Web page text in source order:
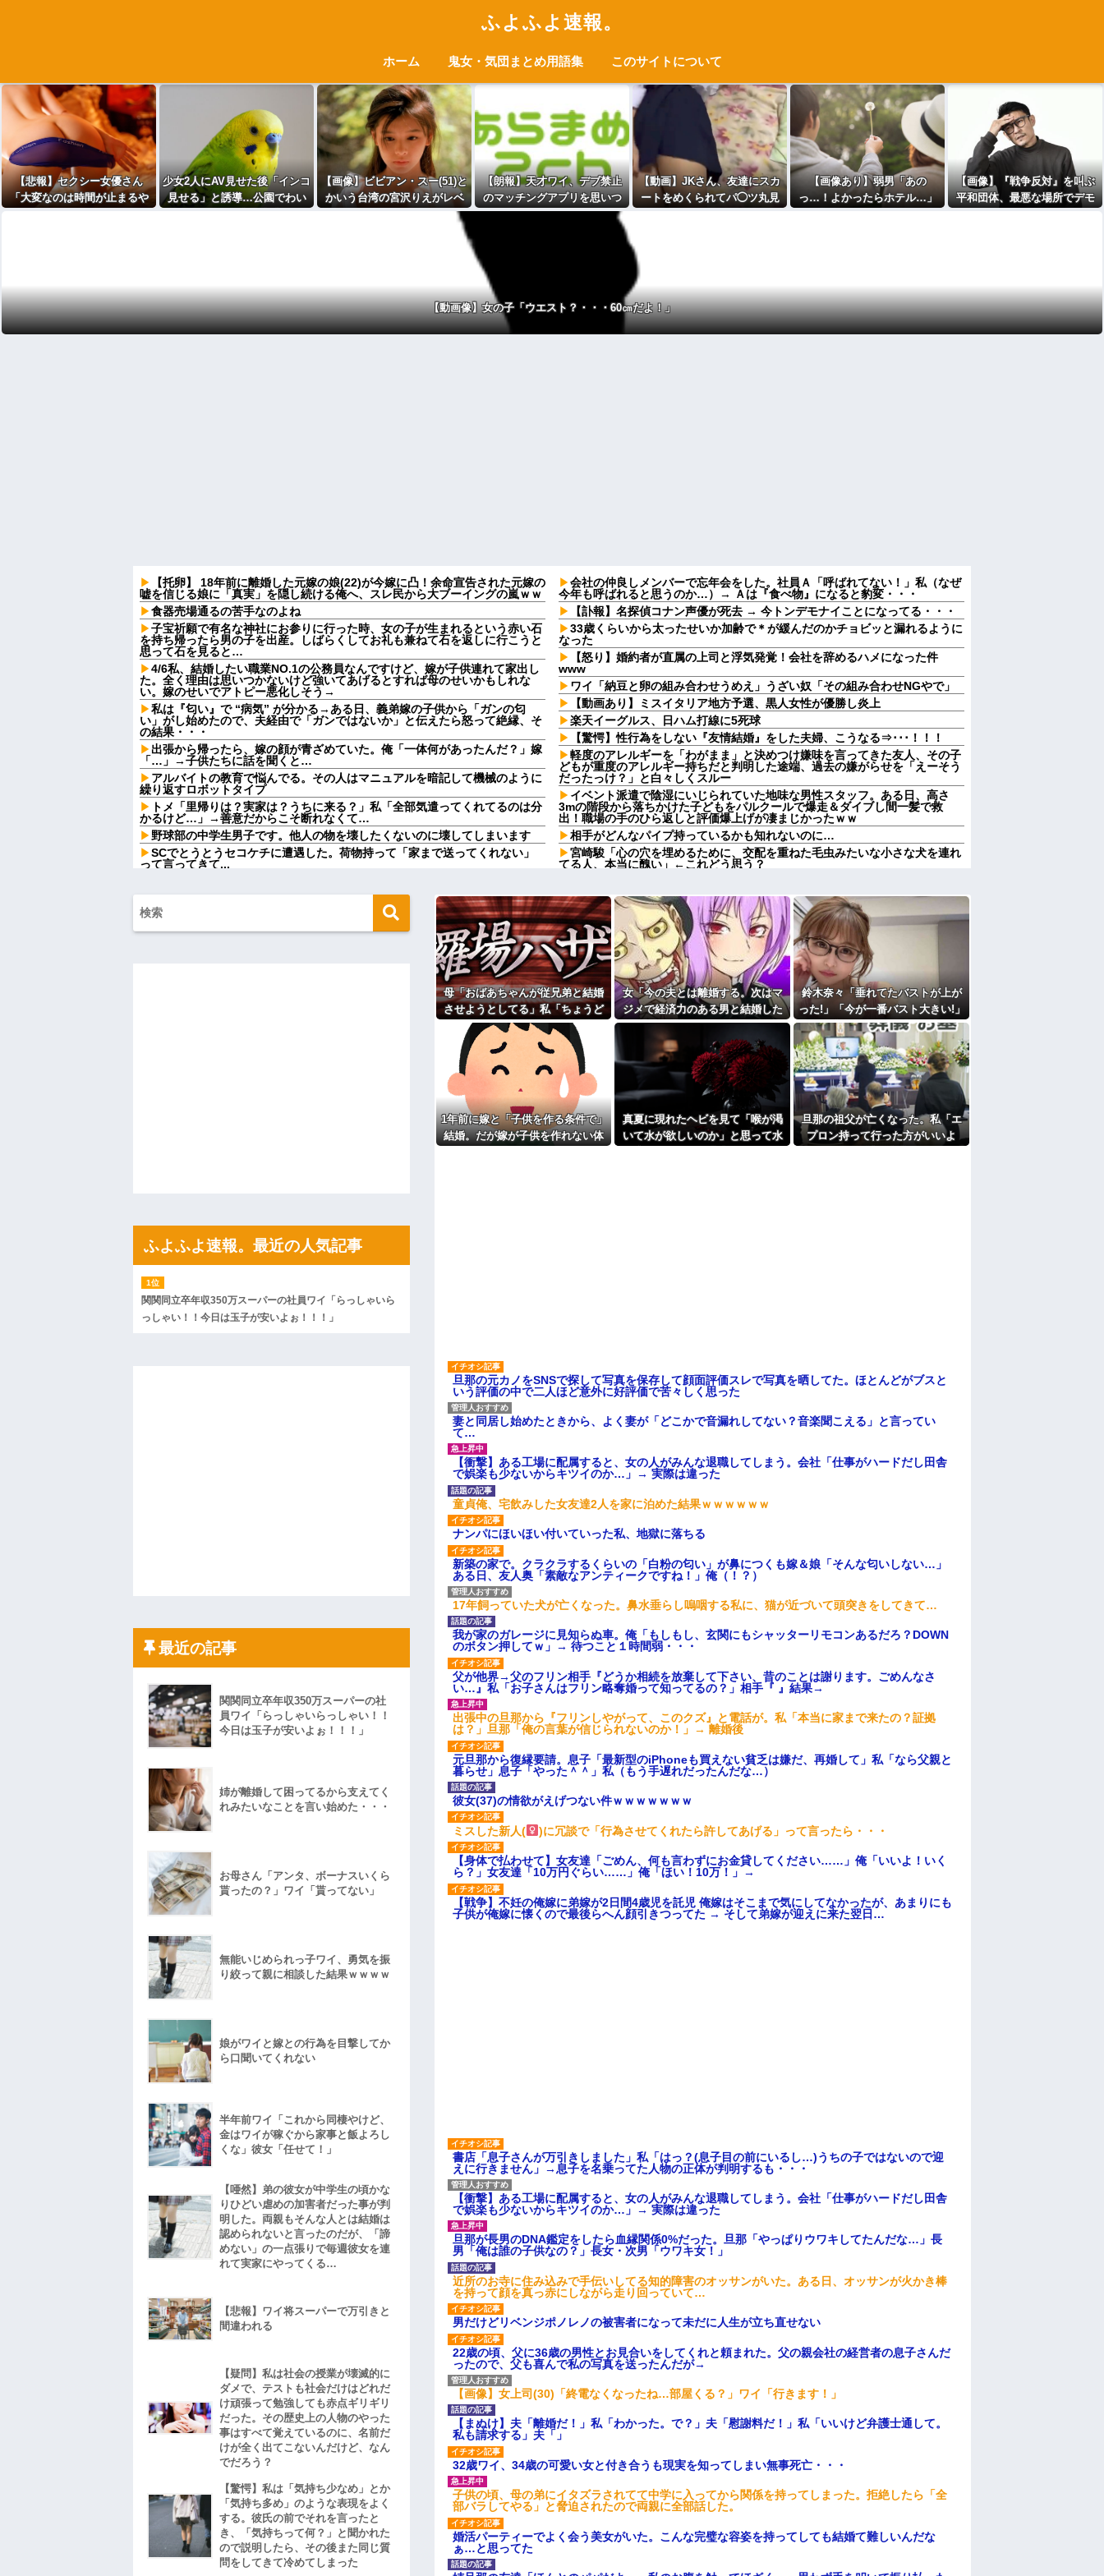
ふよふよ速報。
ホーム 鬼女・気団まとめ用語集 このサイトについて
【悲報】セクシー女優さん
「大変なのは時間が止まるや
少女2人にAV見せた後「インコ
見せる」と誘導…公園でわい
【画像】ビビアン・スー(51)と
かいう台湾の宮沢りえがレベ
【朗報】天才ワイ、デブ禁止
のマッチングアプリを思いつ
く
【動画】JKさん、友達にスカ
ートをめくられてパ◯ツ丸見
【画像あり】弱男「あの
っ…！よかったらホテル…」
【画像】『戦争反対』を叫ぶ
平和団体、最悪な場所でデモ
【動画像】女の子「ウエスト？・・・60㎝だよ！」
【托卵】 18年前に離婚した元嫁の娘(22)が今嫁に凸！余命宣告された元嫁の
嘘を信じる娘に「真実」を隠し続ける俺へ、スレ民から大ブーイングの嵐ｗｗ
食器売場通るの苦手なのよね
子宝祈願で有名な神社にお参りに行った時、女の子が生まれるという赤い石
を持ち帰ったら男の子を出産。しばらくしてお礼も兼ねて石を返しに行こうと
思って石を見ると…
4/6私、結婚したい職業NO.1の公務員なんですけど、嫁が子供連れて家出し
た。全く理由は思いつかないけど強いてあげるとすれば母のせいかもしれな
い。嫁のせいでアトピー悪化しそう→
私は『匂い』で “病気” が分かる→ある日、義弟嫁の子供から「ガンの匂
い」がし始めたので、夫経由で「ガンではないか」と伝えたら怒って絶縁、そ
の結果・・・
出張から帰ったら、嫁の顔が青ざめていた。俺「一体何があったんだ？」嫁
「…」→子供たちに話を聞くと…
アルバイトの教育で悩んでる。その人はマニュアルを暗記して機械のように
繰り返すロボットタイプ
トメ「里帰りは？実家は？うちに来る？」私「全部気遣ってくれてるのは分
かるけど…」→善意だからこそ断れなくて…
野球部の中学生男子です。他人の物を壊したくないのに壊してしまいます
SCでとうとうセコケチに遭遇した。荷物持って「家まで送ってくれない」
って言ってきて...
してるの？」と言われた。お義父さんやお義母さんの負担もなくなったし良か
ったと...
賃貸物件を内覧中、ベランダに出たら突然ゾワッと両腕に鳥肌が出た。「や
っぱりこの部屋嫌だ」と思った瞬間、体が前にドンッと突き飛ばされて…
【悲報】同性愛者女さん「女と付き合うの地獄すぎる、男はどうやって耐え
【画像】ディズニーのおいなり巻（600円）、流石にアレすぎて賛否両論の
【怒報】国税庁「あのさぁ！君らがちゃんと納税してくれないとこうなっち
【画像】令和最新版の剛力彩芽、ワイらにブッ刺さりまくりと話題にw w w
【衝撃】若い女の子からする「甘い匂い」の正体、まさか分からないDTな
母「おばあちゃんが従兄弟と結婚させようとしてる」私「ちょうどいい、そ
ハードオフに売っていた4万4000円のフィギュアがヤバすぎるｗｗｗｗｗｗ
後続車にクラクションを鳴らされ彼氏が逆切れ。「何クラクション鳴らして
んだ！降りてこいよ！」と怒鳴りだし...
【衝撃】報酬100万円超の治験募集がこちらｗｗｗｗｗ(※画像あり)
ｗｗｗｗｗｗｗｗｗｗ
【愕然】白のクラウン俺氏、高速道路左車線を制限速度で走った結果
wwwwwwwwwwww
会社の仲良しメンバーで忘年会をした。社員Ａ「呼ばれてない！」私（なぜ
今年も呼ばれると思うのか…）→ Ａは『食べ物』になると豹変・・・
【訃報】名探偵コナン声優が死去 → 今トンデモナイことになってる・・・
33歳くらいから太ったせいか加齢で＊が緩んだのかチョビッと漏れるように
なった
【怒り】婚約者が直属の上司と浮気発覚！会社を辞めるハメになった件
www
ワイ「納豆と卵の組み合わせうめえ」うざい奴「その組み合わせNGやで」
【動画あり】ミスイタリア地方予選、黒人女性が優勝し炎上
楽天イーグルス、日ハム打線に5死球
【驚愕】性行為をしない『友情結婚』をした夫婦、こうなる⇒･･･！！！
軽度のアレルギーを「わがまま」と決めつけ嫌味を言ってきた友人、その子
どもが重度のアレルギー持ちだと判明した途端、過去の嫌がらせを「えーそう
だったっけ？」と白々しくスルー
イベント派遣で陰湿にいじられていた地味な男性スタッフ。ある日、高さ
3mの階段から落ちかけた子どもをパルクールで爆走＆ダイブし間一髪で救
出！職場の手のひら返しと評価爆上げが凄まじかったｗｗ
相手がどんなパイプ持っているかも知れないのに…
宮崎駿「心の穴を埋めるために、交配を重ねた毛虫みたいな小さな犬を連れ
てる人、本当に醜い」←これどう思う？
【呆然】友人が褒められるとキレる国立大卒生活保護受給者友人。ちょっと
Bを褒めたらキレ散らかしてBの職場に電話したらしく…
トメ「食べきれない。収穫が大変」と言って、太さ8cm長さ30cm以上のク
ソマズ巨大きゅうりを1箱とか何なのｗｗ
高校３年生の女です。家が嫌いすぎて家を出て現在養護施設で暮らしていま
す
高校３年生の女です。家が嫌いすぎて家を出て現在養護施設で暮らしていま
す
旦那の祖父が亡くなった。私「エプロン持って行った方がいいよね」旦那
「余計な出費すんな。そんなもん買うなら今後一切金を出さねぇぞ」私「え
っ…」
【速報】ユニクロの置くだけセルフレジ、スーパーにも導入へ
主な税金の成り立ちを調べてみたよ
母「おばあちゃんが従兄弟と結婚
させようとしてる」私「ちょうど
いい、その話利用するわ」→3日後
にまさかの展開…
女「今の夫とは離婚する。次はマ
ジメで経済力のある男と結婚した
いな」私「幸せになってね！」→
産科の授乳室で出会った女性のそ
の後が・・・
鈴木奈々「垂れてたバストが上が
った!」「今が一番バスト大きい!」
最新の身長・体重も報告
1年前に嫁と「子供を作る条件で」
結婚。だが嫁が子供を作れない体
真夏に現れたヘビを見て「喉が渇
いて水が欲しいのか」と思って水
旦那の祖父が亡くなった。私「エ
プロン持って行った方がいいよ
旦那の元カノをSNSで探して写真を保存して顔面評価スレで写真を晒してた。ほとんどがブスと
いう評価の中で二人ほど意外に好評価で苦々しく思った
妻と同居し始めたときから、よく妻が「どこかで音漏れしてない？音楽聞こえる」と言ってい
て…
【衝撃】ある工場に配属すると、女の人がみんな退職してしまう。会社「仕事がハードだし田舎
で娯楽も少ないからキツイのか…」→ 実際は違った
童貞俺、宅飲みした女友達2人を家に泊めた結果ｗｗｗｗｗｗ
ナンパにほいほい付いていった私、地獄に落ちる
新築の家で。クラクラするくらいの「白粉の匂い」が鼻につくも嫁＆娘「そんな匂いしない…」
ある日、友人奥「素敵なアンティークですね！」俺（！？）
17年飼っていた犬が亡くなった。鼻水垂らし嗚咽する私に、猫が近づいて頭突きをしてきて…
我が家のガレージに見知らぬ車。俺「もしもし、玄関にもシャッターリモコンあるだろ？DOWN
のボタン押してｗ」→ 待つこと１時間弱・・・
父が他界→父のフリン相手『どうか相続を放棄して下さい、昔のことは謝ります。ごめんなさ
い…』私「お子さんはフリン略奪婚って知ってるの？」相手『 』結果→
出張中の旦那から『フリンしやがって、このクズ』と電話が。私「本当に家まで来たの？証拠
は？」旦那「俺の言葉が信じられないのか！」→ 離婚後
元旦那から復縁要請。息子「最新型のiPhoneも買えない貧乏は嫌だ、再婚して」私「なら父親と
暮らせ」息子「やった＾＾」私（もう手遅れだったんだな…）
彼女(37)の情欲がえげつない件ｗｗｗｗｗｗｗ
ミスした新人( )に冗談で「行為させてくれたら許してあげる」って言ったら・・・
【身体で払わせて】女友達「ごめん、何も言わずにお金貸してください……」俺「いいよ！いく
ら？」女友達「10万円ぐらい……」俺「ほい！10万！」→
【戦争】不妊の俺嫁に弟嫁が2日間4歳児を託児 俺嫁はそこまで気にしてなかったが、あまりにも
子供が俺嫁に懐くので最後らへん顔引きつってた → そして弟嫁が迎えに来た翌日…
書店「息子さんが万引きしました」私「はっ？(息子目の前にいるし…)うちの子ではないので迎
えに行きません」→息子を名乗ってた人物の正体が判明するも・・・
【衝撃】ある工場に配属すると、女の人がみんな退職してしまう。会社「仕事がハードだし田舎
で娯楽も少ないからキツイのか…」→ 実際は違った
旦那が長男のDNA鑑定をしたら血縁関係0%だった。旦那「やっぱりウワキしてたんだな…」長
男「俺は誰の子供なの？」長女・次男「ウワキ女！」
近所のお寺に住み込みで手伝いしてる知的障害のオッサンがいた。ある日、オッサンが火かき棒
を持って顔を真っ赤にしながら走り回っていて…
男だけどリベンジポノレノの被害者になって未だに人生が立ち直せない
22歳の頃、父に36歳の男性とお見合いをしてくれと頼まれた。父の親会社の経営者の息子さんだ
ったので、父も喜んで私の写真を送ったんだが→
【画像】女上司(30)「終電なくなったね…部屋くる？」ワイ「行きます！」
【まぬけ】夫「離婚だ！」私「わかった。で？」夫「慰謝料だ！」私「いいけど弁護士通して。
私も請求する」夫「」
32歳ワイ、34歳の可愛い女と付き合うも現実を知ってしまい無事死亡・・・
子供の頃、母の弟にイタズラされてて中学に入ってから関係を持ってしまった。拒絶したら「全
部バラしてやる」と脅迫されたので両親に全部話した。
婚活パーティーでよく会う美女がいた。こんな完璧な容姿を持ってしても結婚て難しいんだな
ぁ…と思ってた
ふよふよ速報。最近の人気記事
関関同立卒年収350万スーパーの社員ワイ「らっしゃいら
っしゃい！！今日は玉子が安いよぉ！！！」
最近の記事
関関同立卒年収350万スーパーの社
員ワイ「らっしゃいらっしゃい！！
今日は玉子が安いよぉ！！！」
姉が離婚して困ってるから支えてく
れみたいなことを言い始めた・・・
お母さん「アンタ、ボーナスいくら
貰ったの？」ワイ「貰ってない」
無能いじめられっ子ワイ、勇気を振
り絞って親に相談した結果ｗｗｗｗ
娘がワイと嫁との行為を目撃してか
ら口聞いてくれない
半年前ワイ「これから同棲やけど、
金はワイが稼ぐから家事と飯よろし
くな」彼女「任せて！」
【唖然】弟の彼女が中学生の頃かな
りひどい虐めの加害者だった事が判
明した。両親もそんな人とは結婚は
認められないと言ったのだが、「諦
めない」の一点張りで毎週彼女を連
れて実家にやってくる…
【悲報】ワイ将スーパーで万引きと
間違われる
【疑問】私は社会の授業が壊滅的に
ダメで、テストも社会だけはどれだ
け頑張って勉強しても赤点ギリギリ
だった。その歴史上の人物のやった
事はすべて覚えているのに、名前だ
けが全く出てこないんだけど、なん
でだろう？
【驚愕】私は「気持ち少なめ」とか
「気持ち多め」のような表現をよく
する。彼氏の前でそれを言ったと
き、「気持ちって何？」と聞かれた
ので説明したら、その後また同じ質
問をしてきて冷めてしまった